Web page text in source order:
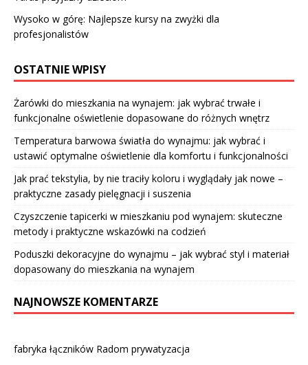
Wysoko w górę: Najlepsze kursy na zwyżki dla
profesjonalistów
OSTATNIE WPISY
Żarówki do mieszkania na wynajem: jak wybrać trwałe i
funkcjonalne oświetlenie dopasowane do różnych wnętrz
Temperatura barwowa światła do wynajmu: jak wybrać i
ustawić optymalne oświetlenie dla komfortu i funkcjonalności
Jak prać tekstylia, by nie traciły koloru i wyglądały jak nowe –
praktyczne zasady pielęgnacji i suszenia
Czyszczenie tapicerki w mieszkaniu pod wynajem: skuteczne
metody i praktyczne wskazówki na codzień
Poduszki dekoracyjne do wynajmu – jak wybrać styl i materiał
dopasowany do mieszkania na wynajem
NAJNOWSZE KOMENTARZE
fabryka łączników Radom prywatyzacja